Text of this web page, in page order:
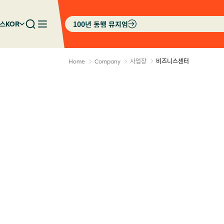
KOR 100년 동행 뮤지엄
Home Company 사업장 비즈니스센터